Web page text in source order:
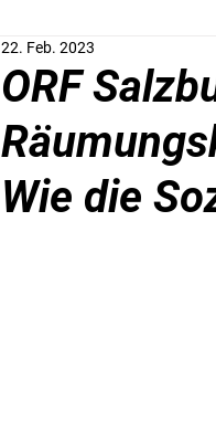
ORF
Wie die
22. Feb. 2023